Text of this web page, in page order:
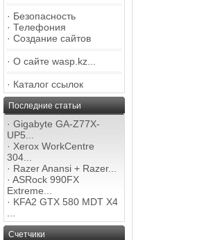
· Безопасность
· Телефония
· Создание сайтов
· О сайте wasp.kz...
· Каталог ссылок
Последние статьи
· Gigabyte GA-Z77X-
UP5...
· Xerox WorkCentre
304...
· Razer Anansi + Razer...
· ASRock 990FX
Extreme...
· KFA2 GTX 580 MDT X4
Счетчики